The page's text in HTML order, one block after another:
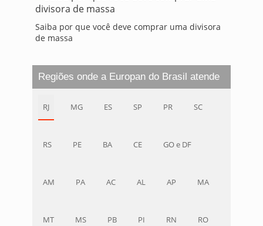
Saiba por que você deve comprar uma divisora
de massa
Regiões onde a Europan do Brasil atende
RJ MG ES SP PR SC
RS PE BA CE GO e DF
AM PA AC AL AP MA
MT MS PB PI RN RO